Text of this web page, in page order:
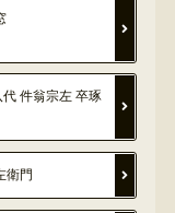
件翁宗左 卒琢
衛門